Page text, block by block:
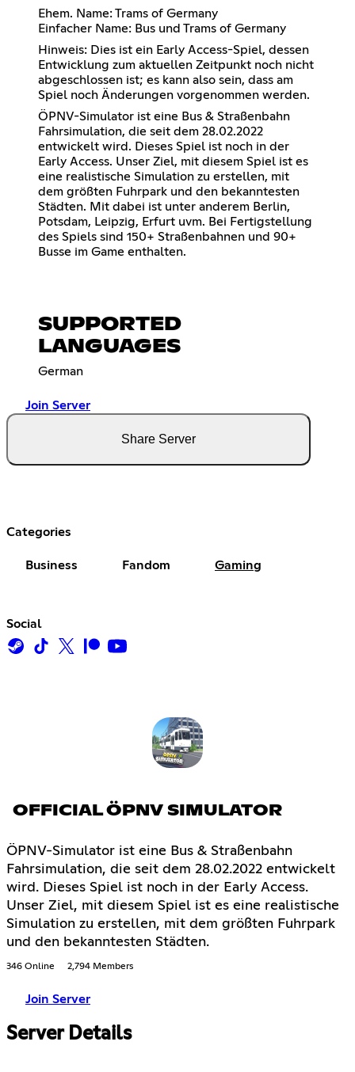
Ehem. Name: Trams of Germany
Einfacher Name: Bus und Trams of Germany
Hinweis: Dies ist ein Early Access-Spiel, dessen
Entwicklung zum aktuellen Zeitpunkt noch nicht
abgeschlossen ist; es kann also sein, dass am
Spiel noch Änderungen vorgenommen werden.
ÖPNV-Simulator ist eine Bus & Straßenbahn
Fahrsimulation, die seit dem 28.02.2022
entwickelt wird. Dieses Spiel ist noch in der
Early Access. Unser Ziel, mit diesem Spiel ist es
eine realistische Simulation zu erstellen, mit
dem größten Fuhrpark und den bekanntesten
Städten. Mit dabei ist unter anderem Berlin,
Potsdam, Leipzig, Erfurt uvm. Bei Fertigstellung
des Spiels sind 150+ Straßenbahnen und 90+
Busse im Game enthalten.
SUPPORTED
LANGUAGES
German
Join Server
Share Server
Categories
Business Fandom Gaming
Social
OFFICIAL ÖPNV SIMULATOR
ÖPNV-Simulator ist eine Bus & Straßenbahn
Fahrsimulation, die seit dem 28.02.2022 entwickelt
wird. Dieses Spiel ist noch in der Early Access.
Unser Ziel, mit diesem Spiel ist es eine realistische
Simulation zu erstellen, mit dem größten Fuhrpark
und den bekanntesten Städten.
346 Online 2,794 Members
Join Server
Server Details